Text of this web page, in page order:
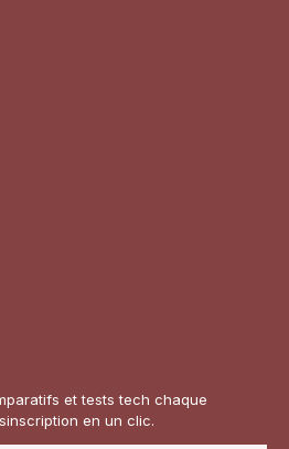
et tests tech chaque
en un clic.